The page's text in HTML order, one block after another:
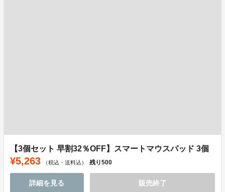
【3個セット 早割32％OFF】スマートマウスパッド 3個
¥5,263 （税込・送料込） 残り500
詳細を見る 販売終了